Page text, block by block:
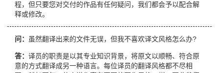
程，但只要您对交付的作品有任何疑问，我们都会予以配合解
释或修改。
问： 虽然翻译出来的文件无误，但我不喜欢译文风格怎么办?
答： 译员的职责是以其专业知识背景，将原文以顺畅、符合原
意的方式翻译成另一种语言。每位译员的翻译风格都不尽相